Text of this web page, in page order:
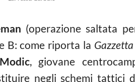
(operazione saltata
B: come riporta la
, giovane
negli schemi tattici